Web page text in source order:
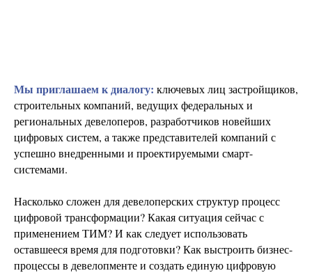
Мы приглашаем к диалогу: ключевых лиц застройщиков,
строительных компаний, ведущих федеральных и
региональных девелоперов, разработчиков новейших
цифровых систем, а также представителей компаний с
успешно внедренными и проектируемыми смарт-
системами.
Насколько сложен для девелоперских структур процесс
цифровой трансформации? Какая ситуация сейчас с
применением ТИМ? И как следует использовать
оставшееся время для подготовки? Как выстроить бизнес-
процессы в девелопменте и создать единую цифровую